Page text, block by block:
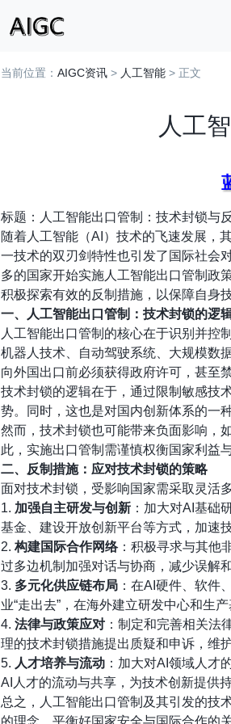
当前位置： AIGC资讯 > 人工智能 > 正文
人工
标题：人工智能出口管制：技术封锁与
随着人工智能（AI）技术的飞速发展，
一技术的双刃剑特性也引发了国际社会
多的国家开始实施人工智能出口管制政
积极探索有效的反制措施，以保障自身
一、人工智能出口管制：技术封锁的逻
人工智能出口管制的核心在于识别并控
机器人技术、自动驾驶系统、大规模数
向外国出口前必须获得政府许可，甚至
技术封锁的逻辑在于，通过限制敏感技
势。同时，这也是对国内创新体系的一
然而，技术封锁也可能带来负面影响，
此，实施出口管制需谨慎权衡国家利益
二、反制措施：应对技术封锁的策略
面对技术封锁，受影响国家需采取灵活
1. 加强自主研发与创新 ：加大对AI基础
基金、建设开放创新平台等方式，加速
2. 构建国际合作网络：积极寻求与其他
过多边机制加强对话与协商，减少误解和
3. 多元化供应链布局 ：在AI硬件、软件
业“走出去”，在海外建立研发中心和生产
4. 法律与政策应对 ：制定和完善相关法
理的技术封锁措施提出质疑和申诉，维
5. 人才培养与流动 ：加大对AI领域人才
AI人才的流动与共享，为技术创新提供持
总之，人工智能出口管制及其引发的技
的理念，平衡好国家安全与国际合作的